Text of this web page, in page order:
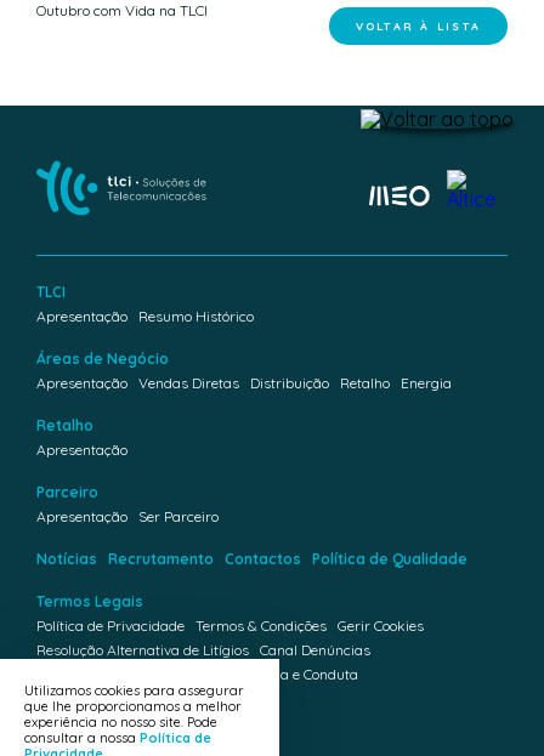
Outubro com Vida na TLCI
VOLTAR À LISTA
TLCI
Apresentação
Resumo Histórico
Áreas de Negócio
Apresentação Vendas Diretas Distribuição Retalho Energia
Retalho
Apresentação
Parceiro
Apresentação
Ser Parceiro
Notícias Recrutamento Contactos Política de Qualidade
Termos Legais
Política de Privacidade Termos & Condições Gerir Cookies
Resolução Alternativa de Litígios Canal Denúncias
Código de Ética e Conduta
Plano de Prevenção da Corrupção
Redes Sociais
Utilizamos cookies para assegurar
que lhe proporcionamos a melhor
experiência no nosso site. Pode
consultar a nossa Política de